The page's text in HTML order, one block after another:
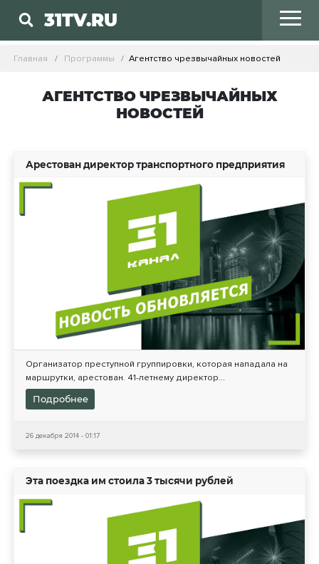
31TV.RU
Главная Программы Агентство чрезвычайных новостей
АГЕНТСТВО ЧРЕЗВЫЧАЙНЫХ
НОВОСТЕЙ
Арестован директор транспортного предприятия
Организатор преступной группировки, которая нападала на
маршрутки, арестован. 41-летнему директор...
Подробнее
26 декабря 2014 - 01:17
Эта поездка им стоила 3 тысячи рублей